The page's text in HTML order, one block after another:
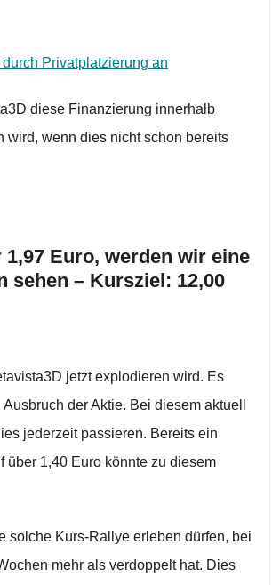
Privatplatzierung an
diese Finanzierung innerhalb
wird, wenn dies nicht schon bereits
Euro, werden wir eine
sehen – Kursziel: 12,00
jetzt explodieren wird. Es
der Aktie. Bei diesem aktuell
jederzeit passieren. Bereits ein
über 1,40 Euro könnte zu diesem
solche Kurs-Rallye erleben dürfen, bei
mehr als verdoppelt hat. Dies